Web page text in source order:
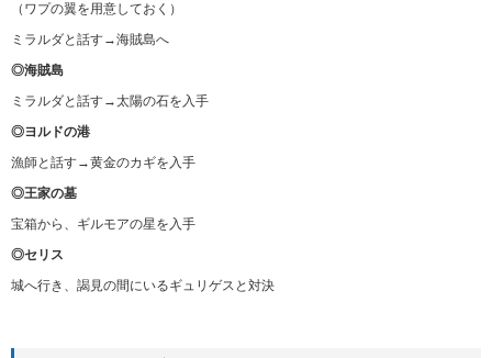
（ワプの翼を用意しておく）
ミラルダと話す→海賊島へ
◎海賊島
ミラルダと話す→太陽の石を入手
◎ヨルドの港
漁師と話す→黄金のカギを入手
◎王家の墓
宝箱から、ギルモアの星を入手
◎セリス
城へ行き、謁見の間にいるギュリゲスと対決